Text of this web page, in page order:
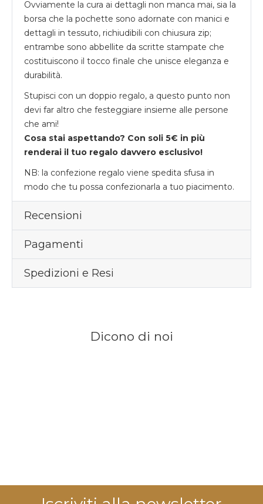
Ovviamente la cura ai dettagli non manca mai, sia la
borsa che la pochette sono adornate con manici e
dettagli in tessuto, richiudibili con chiusura zip;
entrambe sono abbellite da scritte stampate che
costituiscono il tocco finale che unisce eleganza e
durabilità.
Stupisci con un doppio regalo, a questo punto non
devi far altro che festeggiare insieme alle persone
che ami!
Cosa stai aspettando? Con soli 5€ in più
renderai il tuo regalo davvero esclusivo!
NB: la confezione regalo viene spedita sfusa in
modo che tu possa confezionarla a tuo piacimento.
Recensioni
Pagamenti
Spedizioni e Resi
Dicono di noi